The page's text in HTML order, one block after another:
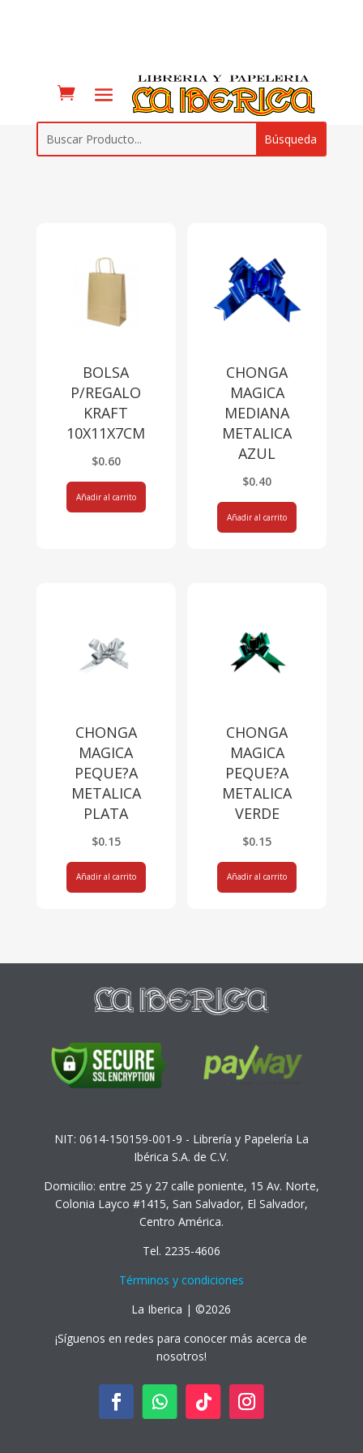
BOLSA
P/REGALO
KRAFT
10X11X7CM
$0.60
Añadir al carrito
CHONGA
MAGICA
MEDIANA
METALICA
AZUL
$0.40
Añadir al carrito
CHONGA
MAGICA
PEQUE?A
METALICA
PLATA
$0.15
Añadir al carrito
CHONGA
MAGICA
PEQUE?A
METALICA
VERDE
$0.15
Añadir al carrito
NIT: 0614-150159-001-9 - Librería y Papelería La
Ibérica S.A. de C.V.
Domicilio: entre 25 y 27 calle poniente, 15 Av. Norte,
Colonia Layco #1415, San Salvador, El Salvador,
Centro América.
Tel. 2235-4606
Términos y condiciones
La Iberica | ©2026
¡Síguenos en redes para conocer más acerca de
nosotros!